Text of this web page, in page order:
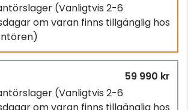
(Vanligtvis 2-6
om varan finns tillgänglig hos
59 990 kr
(Vanligtvis 2-6
om varan finns tillgänglig hos